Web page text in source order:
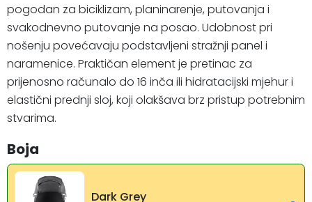
pogodan za biciklizam, planinarenje, putovanja i
svakodnevno putovanje na posao. Udobnost pri
nošenju povećavaju podstavljeni stražnji panel i
naramenice. Praktičan element je pretinac za
prijenosno računalo do 16 inča ili hidratacijski mjehur i
elastični prednji sloj, koji olakšava brz pristup potrebnim
stvarima.
Boja
Dark Grey